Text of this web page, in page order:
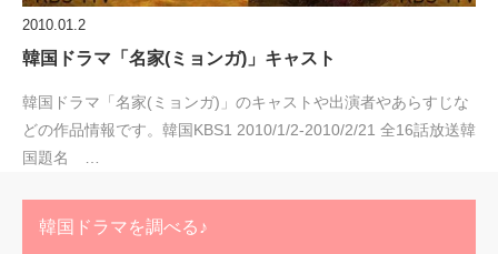
2010.01.2
韓国ドラマ「名家(ミョンガ)」キャスト
韓国ドラマ「名家(ミョンガ)」のキャストや出演者やあらすじな
どの作品情報です。韓国KBS1 2010/1/2-2010/2/21 全16話放送韓
国題名 …
韓国ドラマを調べる♪